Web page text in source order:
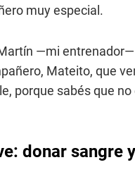
muy especial.
—mi
Mateito, que
porque sabés que
donar sangre